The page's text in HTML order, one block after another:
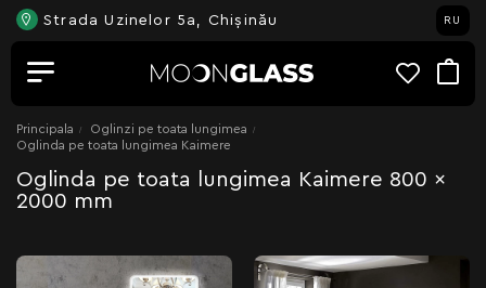
Strada Uzinelor 5a, Chișinău RU
Principala
Oglinzi pe toata lungimea
Oglinda pe toata lungimea Kaimere
Oglinda pe toata lungimea Kaimere 800 x
2000 mm